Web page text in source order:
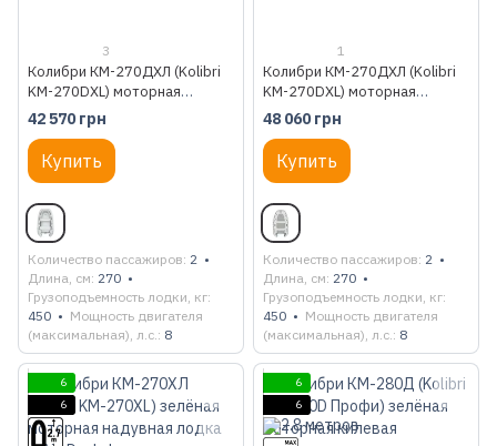
3
Колибри КМ-270ДХЛ (Kolibri
KM-270DXL) моторная
килевая надувная лодка + Air-
42 570 грн
Купить
Количество пассажиров 2
Длина, см 270
Грузоподъемность лодки, кг
450
Мощность двигателя
(максимальная), л.с. 8
1
Колибри КМ-270ДХЛ (Kolibri
KM-270DXL) моторная
килевая надувная лодка +
алюминиевый пайол
48 060 грн
Купить
Количество пассажиров 2
Длина, см 270
Грузоподъемность лодки, кг
450
Мощность двигателя
(максимальная), л.с. 8
6
6
6
6